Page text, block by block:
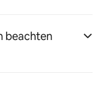
beachten